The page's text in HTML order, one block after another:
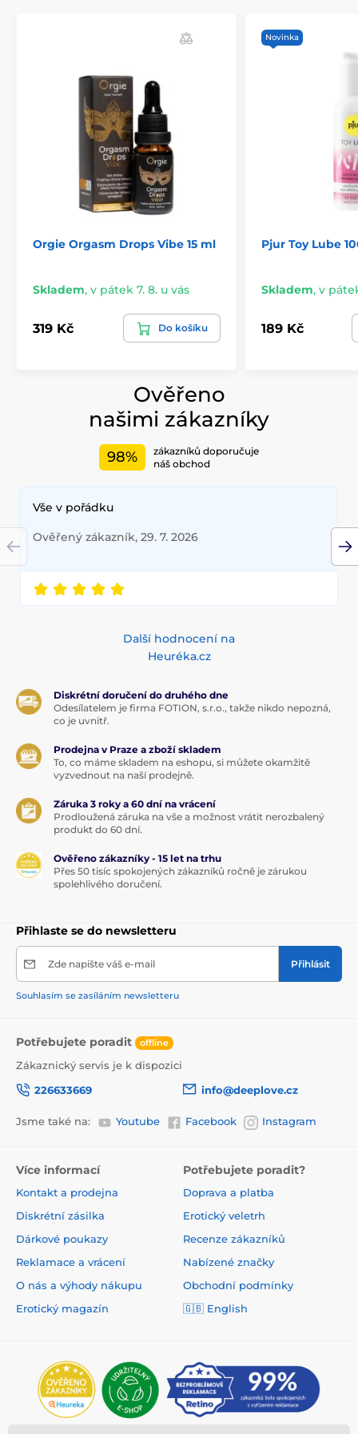
Orgie Orgasm Drops Vibe 15 ml
Skladem, v pátek 7. 8. u vás
319 Kč Do košíku
Novinka
Pjur Toy Lube
Skladem, v
189 Kč
Ověřeno
našimi zákazníky
98%
zákazníků doporučuje
náš obchod
Vše v pořádku
Ověřený zákazník, 29. 7. 2026
Další hodnocení na
Heuréka.cz
Diskrétní doručení do druhého dne
Odesílatelem je firma FOTION, s.r.o., takže nikdo nepozná,
co je uvnitř.
Prodejna v Praze a zboží skladem
To, co máme skladem na eshopu, si můžete okamžitě
vyzvednout na naší prodejně.
Záruka 3 roky a 60 dní na vrácení
Prodloužená záruka na vše a možnost vrátit nerozbalený
produkt do 60 dní.
Ověřeno zákazníky - 15 let na trhu
Přes 50 tisíc spokojených zákazníků ročně je zárukou
spolehlivého doručení.
Přihlaste se do newsletteru
Zde napište váš e-mail Přihlásit
Souhlasím se zasíláním newsletteru
Potřebujete poradit offline
Zákaznický servis je k dispozici
226633669
info@deeplove.cz
Jsme také na: Youtube Facebook Instagram
Více informací
Kontakt a prodejna
Diskrétní zásilka
Dárkové poukazy
Reklamace a vrácení
O nás a výhody nákupu
Erotický magazín
Potřebujete poradit?
Doprava a platba
Erotický veletrh
Recenze zákazníků
Nabízené značky
Obchodní podmínky
🇬🇧 English